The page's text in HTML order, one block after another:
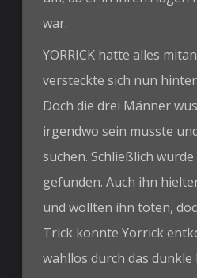
war.
YORRICK hatte alles
versteckte sich nun
Doch die drei Männer
irgendwo sein musste
suchen. Schließlich wurde
gefunden. Auch ihn
und wollten ihn töten,
Trick konnte Yorrick
wahllos durch das